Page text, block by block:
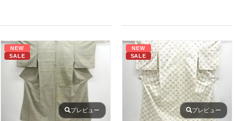
NEW
SALE
プレビュー
NEW
SALE
プレビュー